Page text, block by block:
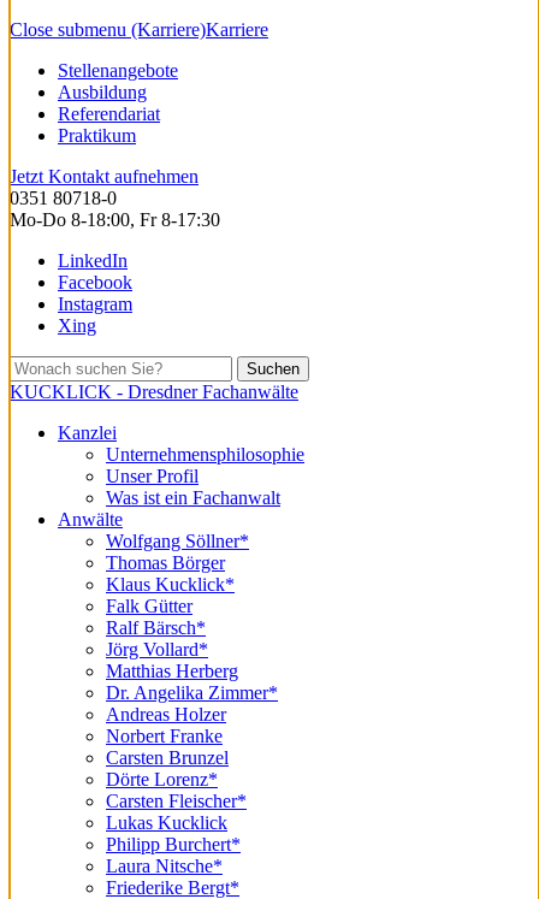
Close submenu (Karriere)Karriere
Stellenangebote
Ausbildung
Referendariat
Praktikum
Jetzt Kontakt aufnehmen
0351 80718-0
Mo-Do 8-18:00, Fr 8-17:30
LinkedIn
Facebook
Instagram
Xing
Suchen
KUCKLICK - Dresdner Fachanwälte
Kanzlei
Unternehmensphilosophie
Unser Profil
Was ist ein Fachanwalt
Anwälte
Wolfgang Söllner*
Thomas Börger
Klaus Kucklick*
Falk Gütter
Ralf Bärsch*
Jörg Vollard*
Matthias Herberg
Dr. Angelika Zimmer*
Andreas Holzer
Norbert Franke
Carsten Brunzel
Dörte Lorenz*
Carsten Fleischer*
Lukas Kucklick
Philipp Burchert*
Laura Nitsche*
Friederike Bergt*